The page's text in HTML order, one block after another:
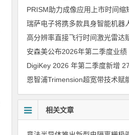
安森美公布2026年第二季度业绩
相关文章